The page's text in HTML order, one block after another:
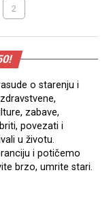
2
o starenju i
zabave,
povezati i
u životu.
i potičemo
brzo, umrite stari.